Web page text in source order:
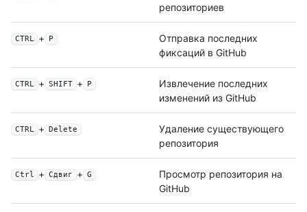
репозиториев
CTRL + P
Отправка последних
фиксаций в GitHub
CTRL + SHIFT + P
Извлечение последних
изменений из GitHub
CTRL + Delete
Удаление существующего
репозитория
Ctrl + Сдвиг + G
Просмотр репозитория на
GitHub